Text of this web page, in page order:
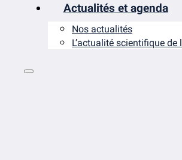
Actualités et agenda
Nos actualités
L’actualité scientifique de